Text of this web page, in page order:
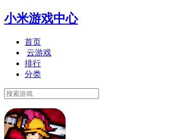
小米游戏中心
首页
云游戏
排行
分类